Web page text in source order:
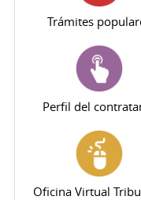
Trámites
Perfil del
Oficina Virtual